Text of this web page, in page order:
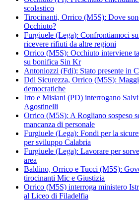
scolastico
Tirocinanti, Orrico (M5S): Dove
Occhiuto?
Furgiuele (Lega): Confrontiamoci
ricevere rifiuti da altre regioni
Orrico (M5S): Occhiuto interviene
su bonifica Sin Kr
Antoniozzi (Fdi): Stato presente in
Ddl Sicurezza, Orrico (M5S):
democratiche
Irto e Misiani (PD) interrogano
Agostinelli
Orrico (M5S): A Rogliano sospeso
mancanza di personale
Furgiuele (Lega): Fondi per la
per sviluppo Calabria
Furgiuele (Lega): Lavorare per
area
Baldino, Orrico e Tucci (M5S):
tirocinanti Mic e Giustizia
Orrico (M5S) interroga ministero
al Liceo di Filadelfia